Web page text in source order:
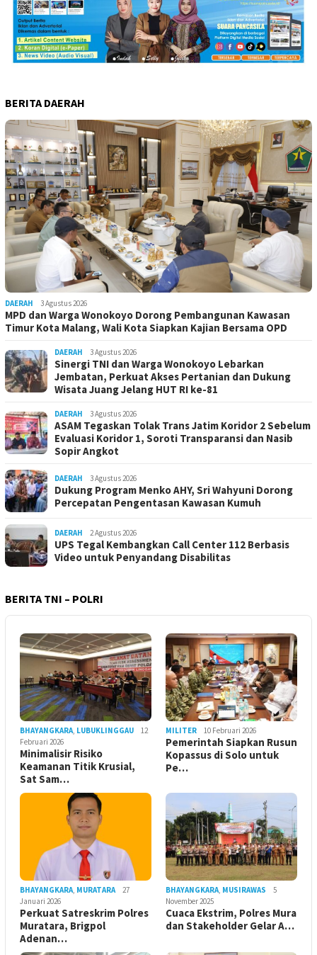
BERITA DAERAH
DAERAH 3 Agustus 2026
MPD dan Warga Wonokoyo Dorong Pembangunan Kawasan
Timur Kota Malang, Wali Kota Siapkan Kajian Bersama OPD
DAERAH 3 Agustus 2026
Sinergi TNI dan Warga Wonokoyo Lebarkan
Jembatan, Perkuat Akses Pertanian dan Dukung
Wisata Juang Jelang HUT RI ke-81
DAERAH 3 Agustus 2026
ASAM Tegaskan Tolak Trans Jatim Koridor 2 Sebelum
Evaluasi Koridor 1, Soroti Transparansi dan Nasib
Sopir Angkot
DAERAH 3 Agustus 2026
Dukung Program Menko AHY, Sri Wahyuni Dorong
Percepatan Pengentasan Kawasan Kumuh
DAERAH 2 Agustus 2026
UPS Tegal Kembangkan Call Center 112 Berbasis
Video untuk Penyandang Disabilitas
BERITA TNI – POLRI
BHAYANGKARA, LUBUKLINGGAU
12
Februari 2026
Minimalisir Risiko
Keamanan Titik Krusial,
Sat Sam…
MILITER 10 Februari 2026
Pemerintah Siapkan Rusun
Kopassus di Solo untuk
Pe…
BHAYANGKARA, MURATARA
27
Januari 2026
Perkuat Satreskrim Polres
Muratara, Brigpol
Adenan…
BHAYANGKARA, MUSIRAWAS
5
November 2025
Cuaca Ekstrim, Polres Mura
dan Stakeholder Gelar A…